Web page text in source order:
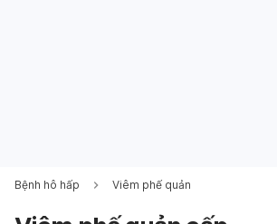
Bệnh hô hấp Viêm phế quản